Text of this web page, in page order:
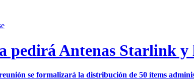
pedirá Antenas Starlink
se formalizará la distribución de 50 ítems